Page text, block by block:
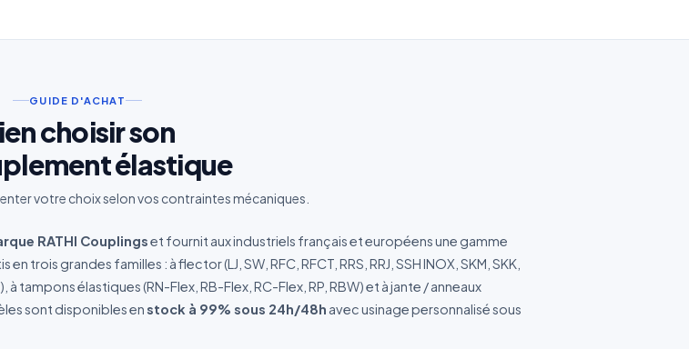
GUIDE D'ACHAT
choisir son
élastique
votre choix selon vos contraintes mécaniques.
RATHI Couplingset fournit aux industriels français et européens une gamme
en trois grandes familles : à flector (LJ, SW, RFC, RFCT, RRS, RRJ, SSH INOX, SKM, SKK,
à tampons élastiques (RN-Flex, RB-Flex, RC-Flex, RP, RBW) et à jante / anneaux
sont disponibles enstock à 99% sous 24h/48h avec usinage personnalisé sous
soient utilisées pour traiter ma demande.Politique
ma demande de devis
protégées et ne seront jamais partagées